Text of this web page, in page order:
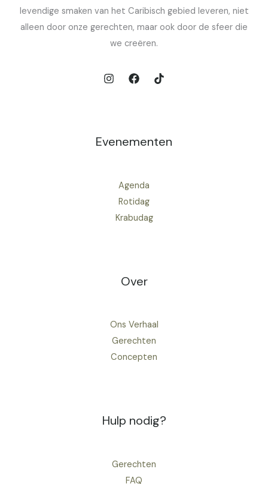
levendige smaken van het Caribisch gebied leveren, niet
alleen door onze gerechten, maar ook door de sfeer die
we creëren.
Evenementen
Agenda
Rotidag
Krabudag
Over
Ons Verhaal
Gerechten
Concepten
Hulp nodig?
Gerechten
FAQ